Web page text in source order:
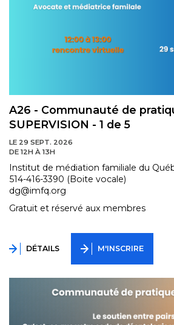
A26 - Communauté de
SUPERVISION - 1 de 5
LE 29 SEPT. 2026
DE 12H À 13H
Institut de médiation familiale du
514-416-3390 (Boite vocale)
dg@imfq.org
Gratuit et réservé aux membres
DÉTAILS M'INSCRIRE